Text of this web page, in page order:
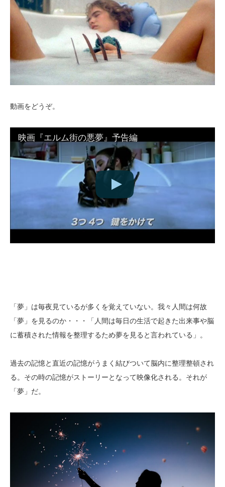
動画をどうぞ。
映画『エルム街の悪夢』予告編
「夢」は毎夜見ているが多くを覚えていない。我々人間は何故
「夢」を見るのか・・・「人間は毎日の生活で起きた出来事や脳
に蓄積された情報を整理するため夢を見ると言われている」。
過去の記憶と直近の記憶がうまく結びついて脳内に整理整頓され
る。その時の記憶がストーリーとなって映像化される。それが
「夢」だ。